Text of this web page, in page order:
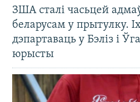
ЗША сталі часьцей
беларусам у прытулку.
дэпартаваць у Бэліз і
юрысты